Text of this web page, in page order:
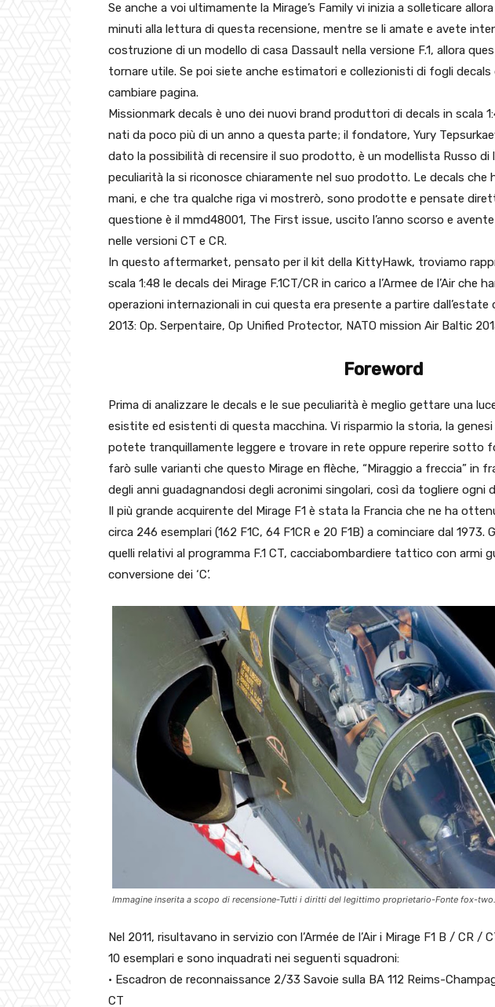
Se anche a voi ultimamente la Mirage’s Family vi inizia a solleticare
minuti alla lettura di questa recensione, mentre se li amate e avete
costruzione di un modello di casa Dassault nella versione F.1, allora
tornare utile. Se poi siete anche estimatori e collezionisti di fogli
cambiare pagina.
Missionmark decals è uno dei nuovi brand produttori di decals in scala
nati da poco più di un anno a questa parte; il fondatore, Yury
dato la possibilità di recensire il suo prodotto, è un modellista Russo di
peculiarità la si riconosce chiaramente nel suo prodotto. Le decals
mani, e che tra qualche riga vi mostrerò, sono prodotte e pensate
questione è il mmd48001, The First issue, uscito l’anno scorso e
nelle versioni CT e CR.
In questo aftermarket, pensato per il kit della KittyHawk, troviamo
scala 1:48 le decals dei Mirage F.1CT/CR in carico a l’Armee de l’Air che
operazioni internazionali in cui questa era presente a partire dall’estate
2013: Op. Serpentaire, Op Unified Protector, NATO mission Air Baltic
Foreword
Prima di analizzare le decals e le sue peculiarità è meglio gettare una
esistite ed esistenti di questa macchina. Vi risparmio la storia, la
potete tranquillamente leggere e trovare in rete oppure reperire sotto
farò sulle varianti che questo Mirage en flèche, “Miraggio a freccia” in
degli anni guadagnandosi degli acronimi singolari, così da togliere ogni
Il più grande acquirente del Mirage F1 è stata la Francia che ne ha
circa 246 esemplari (162 F1C, 64 F1CR e 20 F1B) a cominciare dal
quelli relativi al programma F.1 CT, cacciabombardiere tattico con armi
conversione dei ‘C’.
Immagine inserita a scopo di recensione-Tutti i diritti del legittimo proprietario-Fonte fox-
Nel 2011, risultavano in servizio con l’Armée de l’Air i Mirage F1 B / CR
10 esemplari e sono inquadrati nei seguenti squadroni:
• Escadron de reconnaissance 2/33 Savoie sulla BA 112 Reims-
CT